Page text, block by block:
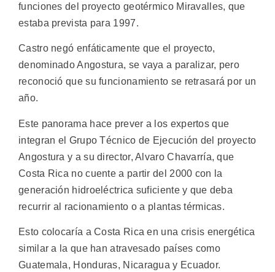
funciones del proyecto geotérmico Miravalles, que
estaba prevista para 1997.
Castro negó enfáticamente que el proyecto,
denominado Angostura, se vaya a paralizar, pero
reconoció que su funcionamiento se retrasará por un
año.
Este panorama hace prever a los expertos que
integran el Grupo Técnico de Ejecución del proyecto
Angostura y a su director, Alvaro Chavarría, que
Costa Rica no cuente a partir del 2000 con la
generación hidroeléctrica suficiente y que deba
recurrir al racionamiento o a plantas térmicas.
Esto colocaría a Costa Rica en una crisis energética
similar a la que han atravesado países como
Guatemala, Honduras, Nicaragua y Ecuador.